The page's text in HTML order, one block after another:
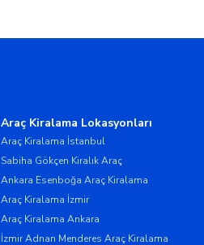
Araç Kiralama Lokasyonları
Araç Kiralama İstanbul
Sabiha Gökçen Kiralık Araç
Ankara Esenboğa Araç Kiralama
Araç Kiralama İzmir
Araç Kiralama Ankara
İzmir Adnan Menderes Araç Kiralama